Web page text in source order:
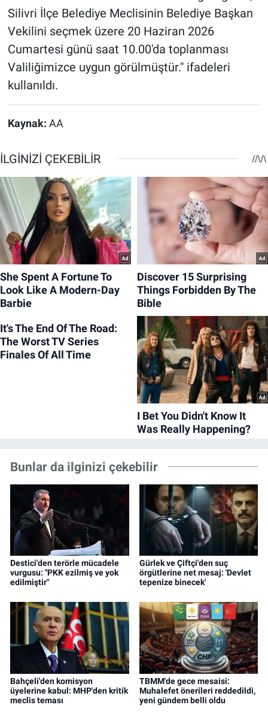
Silivri İlçe Belediye Meclisinin Belediye Başkan
Vekilini seçmek üzere 20 Haziran 2026
Cumartesi günü saat 10.00'da toplanması
Valiliğimizce uygun görülmüştür." ifadeleri
kullanıldı.
Kaynak: AA
Bunlar da ilginizi çekebilir
Destici'den terörle mücadele
vurgusu: "PKK ezilmiş ve yok
edilmiştir"
Gürlek ve Çiftçi'den suç
örgütlerine net mesaj: 'Devlet
tepenize binecek'
Bahçeli'den komisyon
üyelerine kabul: MHP'den kritik
meclis teması
TBMM'de gece mesaisi:
Muhalefet önerileri reddedildi,
yeni gündem belli oldu